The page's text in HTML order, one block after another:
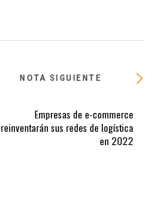
NOTA SIGUIENTE
Empresas de e-commerce
reinventarán sus redes de logística
en 2022